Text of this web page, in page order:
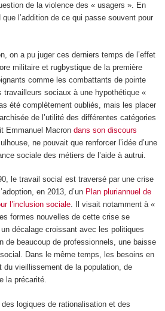
de la violence des « usagers ». En
l’addition de ce qui passe souvent pour
on a pu juger ces derniers temps de l’effet
militaire et rugbystique de la première
comme les combattants de pointe
sociaux à une hypothétique «
été complètement oubliés, mais les placer
de l’utilité des différentes catégories
Emmanuel Macron dans son discours
ne pouvait que renforcer l’idée d’une
sociale des métiers de l’aide à autrui.
le travail social est traversé par une crise
en 2013, d’un Plan pluriannuel de
l’inclusion sociale. Il visait notamment à «
formes nouvelles de cette crise se
décalage croissant avec les politiques
de beaucoup de professionnels, une baisse
Dans le même temps, les besoins en
du vieillissement de la population, de
la précarité.
logiques de rationalisation et des